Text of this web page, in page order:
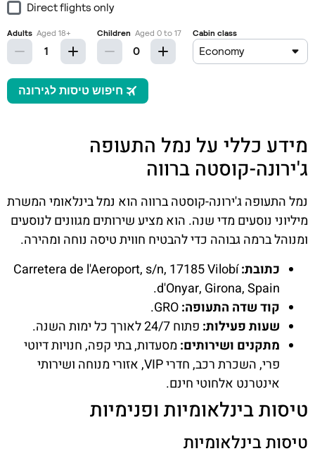
מידע כללי על נמל התעופה
ג'ירונה-קוסטה ברווה
נמל התעופה ג'ירונה-קוסטה ברווה הוא נמל בינלאומי המשרת
מיליוני נוסעים מדי שנה. הוא מציע שירותים מגוונים לנוסעים
ומנוהל ברמה גבוהה כדי להבטיח חווית טיסה נוחה ומהירה.
כתובת:Carretera de l'Aeroport, s/n, 17185 Vilobí
d'Onyar, Girona, Spain.
קוד שדה התעופה:
שעות פעילות: פתוח 24/7 לאורך כל ימות השנה.
מתקנים ושירותים: מסעדות, בתי קפה, חנויות דיוטי
פרי, השכרת רכב, חדרי VIP, אזורי מנוחה ושירותי
אינטרנט אלחוטי חינם.
טיסות בינלאומיות ופנימיות
טיסות בינלאומיות